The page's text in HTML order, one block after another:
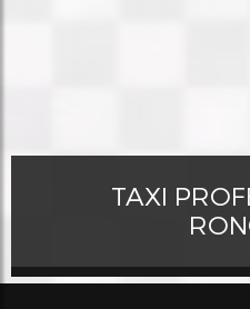
TAXI